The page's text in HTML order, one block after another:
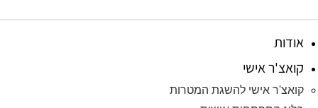
אודות
קואצ'ר אישי
קואצ'ר אישי להשגת המטרות